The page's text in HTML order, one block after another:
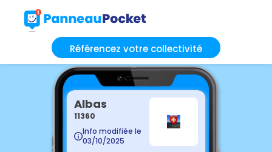
Référencez votre collectivité
Albas
11360
Info modifiée le
03/10/2025